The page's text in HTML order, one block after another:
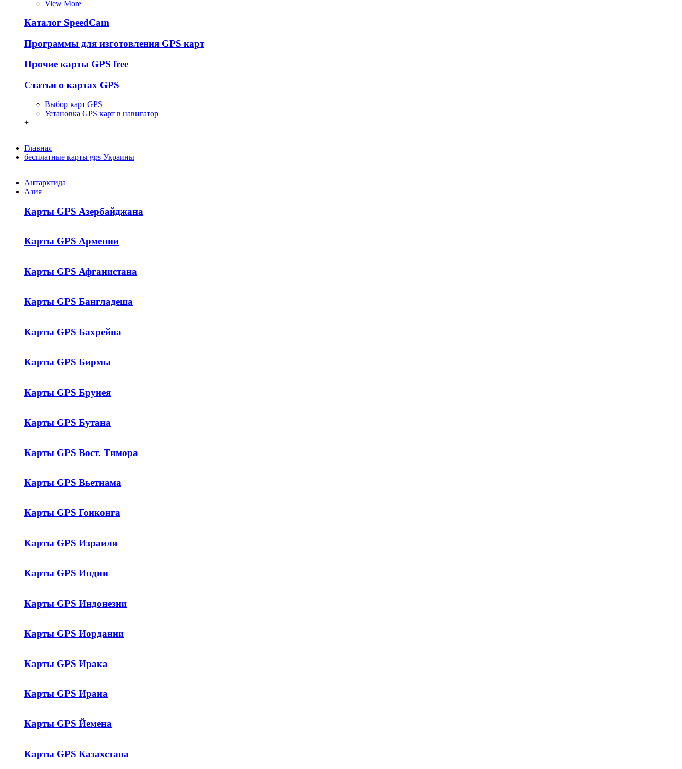
View More
Каталог SpeedCam
Программы для изготовления GPS карт
Прочие карты GPS free
Статьи о картах GPS
Выбор карт GPS
Установка GPS карт в навигатор
+
Главная
бесплатные карты gps Украины
Антарктида
Азия
Карты GPS Азербайджана
Карты GPS Армении
Карты GPS Афганистана
Карты GPS Бангладеша
Карты GPS Бахрейна
Карты GPS Бирмы
Карты GPS Брунея
Карты GPS Бутана
Карты GPS Вост. Тимора
Карты GPS Вьетнама
Карты GPS Гонконга
Карты GPS Израиля
Карты GPS Индии
Карты GPS Индонезии
Карты GPS Иордании
Карты GPS Ирака
Карты GPS Ирана
Карты GPS Йемена
Карты GPS Казахстана